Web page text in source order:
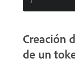
Creación
de un